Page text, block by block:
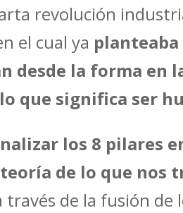
revolución
el cual ya
desde la forma en
que significa ser
los 8 pilares
de lo que nos
través de la fusión de